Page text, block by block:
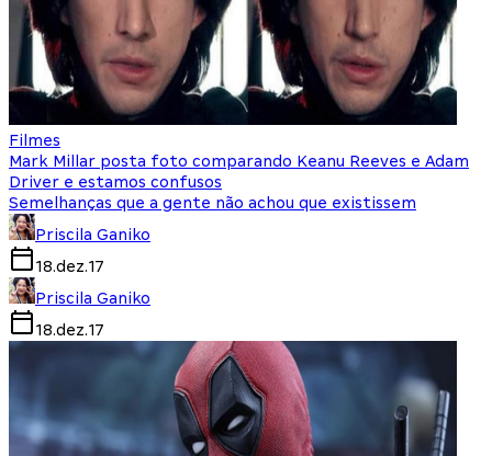
Filmes
Mark Millar posta foto comparando Keanu Reeves e Adam
Driver e estamos confusos
Semelhanças que a gente não achou que existissem
Priscila Ganiko
18.dez.17
Priscila Ganiko
18.dez.17